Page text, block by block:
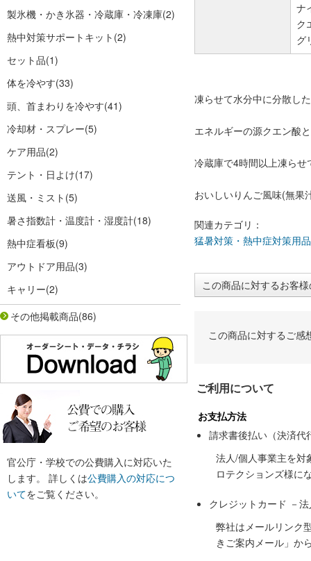
製氷機・かき氷器・冷蔵庫・冷凍庫(2)
熱中対策サポートキット (2)
セット品(1)
体を冷やす(33)
頭、首まわりを冷やす(41)
冷却材・スプレー(5)
ケア用品(2)
テント・日よけ(17)
送風・ミスト (5)
暑さ指数計・温度計・湿度計(18)
熱中症看板(9)
アウトドア用品(3)
キャリー(2)
その他掲載商品(86)
官公庁・学校での公費購入に対応いた
します。 詳しくは公費購入の対応につ
いてをご覧ください。
ナ
ク
グ
凍らせて水分中に分散し
エネルギーの源クエン酸
冷蔵庫で4時間以上凍ら
おいしいりんご風味(無果
関連カテゴリ：
猛暑対策・熱中症対策用品
この商品に対するお客
この商品に対するご感
ご利用について
お支払方法
請求書後払い（決済代
法人/個人事業主を対
ロテクションズ様に
クレジットカード －
弊社はメールリンク
きご案内メール」か